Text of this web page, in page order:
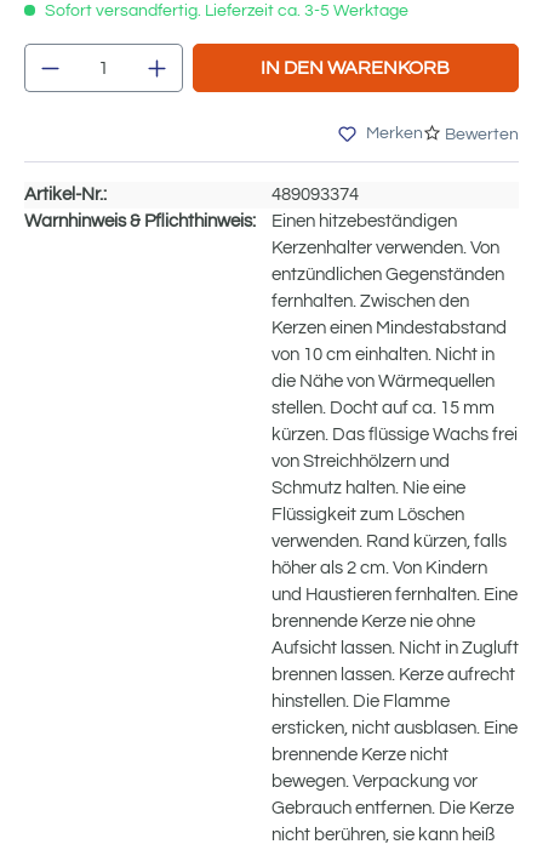
Sofort versandfertig. Lieferzeit ca. 3-5 Werktage
Produkt Anzahl: Gib den gewünschten
IN DEN WARENKORB
Merken Bewerten
Artikel-Nr.:
489093374
Warnhinweis & Pflichthinweis:
Einen hitzebeständigen
Kerzenhalter verwenden. Von
entzündlichen Gegenständen
fernhalten. Zwischen den
Kerzen einen Mindestabstand
von 10 cm einhalten. Nicht in
die Nähe von Wärmequellen
stellen. Docht auf ca. 15 mm
kürzen. Das flüssige Wachs frei
von Streichhölzern und
Schmutz halten. Nie eine
Flüssigkeit zum Löschen
verwenden. Rand kürzen, falls
höher als 2 cm. Von Kindern
und Haustieren fernhalten. Eine
brennende Kerze nie ohne
Aufsicht lassen. Nicht in Zugluft
brennen lassen. Kerze aufrecht
hinstellen. Die Flamme
ersticken, nicht ausblasen. Eine
brennende Kerze nicht
bewegen. Verpackung vor
Gebrauch entfernen. Die Kerze
nicht berühren, sie kann heiß